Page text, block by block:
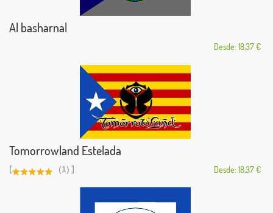
Al basharnal
Desde: 18,37 €
Tomorrowland Estelada
[ (1) ] Desde: 18,37 €